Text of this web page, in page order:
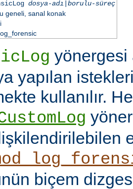
dosya-adı borulu-süreç
geneli, sanal konak
yönergesi
yapılan
kullanılır.
biçem